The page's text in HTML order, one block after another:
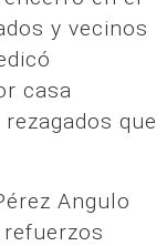
y vecinos
casa
que
Angulo